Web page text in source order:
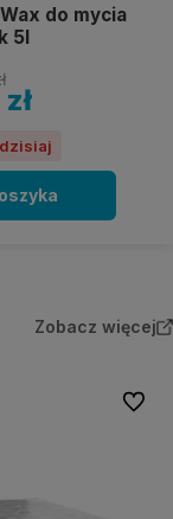
do mycia
5l
dzisiaj
Zobacz więcej
Do